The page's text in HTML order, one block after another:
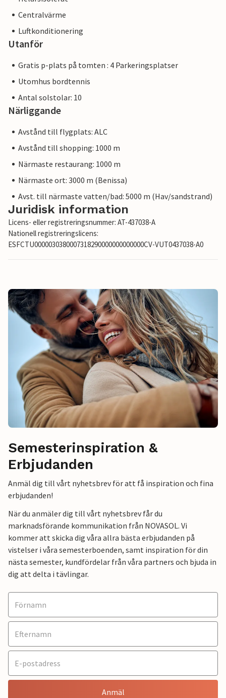
Centralvärme
Luftkonditionering
Utanför
Gratis p-plats på tomten : 4 Parkeringsplatser
Utomhus bordtennis
Antal solstolar: 10
Närliggande
Avstånd till flygplats: ALC
Avstånd till shopping: 1000 m
Närmaste restaurang: 1000 m
Närmaste ort: 3000 m (Benissa)
Avst. till närmaste vatten/bad: 5000 m (Hav/sandstrand)
Juridisk information
Licens- eller registreringsnummer: AT-437038-A
Nationell registreringslicens:
ESFCTU0000030380007318290000000000000CV-VUT0437038-A0
Semesterinspiration &
Erbjudanden
Anmäl dig till vårt nyhetsbrev för att få inspiration och fina
erbjudanden!
När du anmäler dig till vårt nyhetsbrev får du
marknadsförande kommunikation från NOVASOL. Vi
kommer att skicka dig våra allra bästa erbjudanden på
vistelser i våra semesterboenden, samt inspiration för din
nästa semester, kundfördelar från våra partners och bjuda in
dig att delta i tävlingar.
Anmäl